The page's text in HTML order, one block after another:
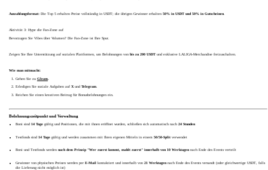
Auszahlungsformat:Die Top 5 erhalten Preise vollständig in USDT; die übrigen Gewinner erhalten 50% in USDT und 50% in Gutscheinen.
Aktivität 3: Hype die Fan-Zone auf
Bevorzugen Sie Vibes über Volumen? Die Fan-Zone ist Ihre Spur.
Zeigen Sie Ihre Unterstützung auf sozialen Plattformen, um Belohnungen von bis zu 200 USDTund exklusive LALIGA-Merchandise freizuschalten.
Wie man mitmacht:
Gehen Sie zu Gleam.
Erledigen Sie soziale Aufgaben auf X und Telegram.
Reichen Sie einen kreativen Beitrag für Bonusbelohnungen ein.
Belohnungszeitpunkt und Verwaltung
Boni sind 14 Tagegültig und Positionen, die mit ihnen eröffnet wurden, schließen sich automatisch nach 24 Stunden
Testfonds sind 14 Tagegültig und werden zusammen mit Ihren eigenen Mitteln in einem 50/50-Splitverwendet
Boni und Testfonds werden nach dem Prinzip "Wer zuerst kommt, mahlt zuerst" innerhalb von 10 Werktagennach Ende des Events verteilt
Gewinner von physischen Preisen werden per E-Mailkontaktiert und innerhalb von 21 Werktagennach Ende des Events versandt (oder gleichwertige USDT, falls
die Lieferung nicht möglich ist)